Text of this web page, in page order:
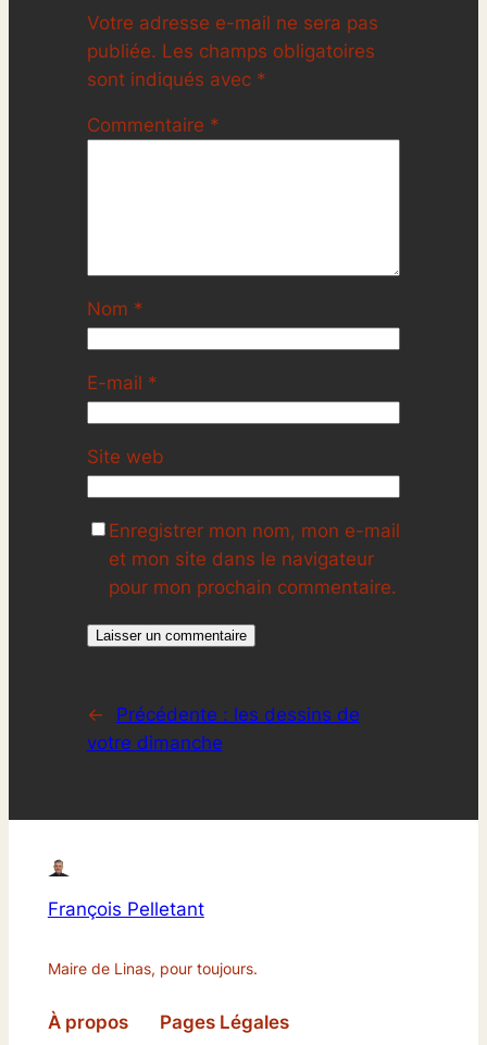
Votre adresse e-mail ne sera pas
publiée. Les champs obligatoires
sont indiqués avec *
Commentaire *
Nom *
E-mail *
Site web
Enregistrer mon nom, mon e-mail
et mon site dans le navigateur
pour mon prochain commentaire.
← Précédente : les dessins de
votre dimanche
François Pelletant
Maire de Linas, pour toujours.
À propos Pages Légales